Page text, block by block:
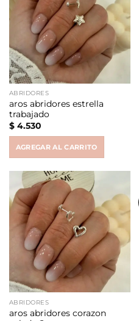
ABRIDORES
aros abridores estrella
trabajado
$4.530
AGREGAR AL CARRITO
ABRIDORES
aros abridores corazon